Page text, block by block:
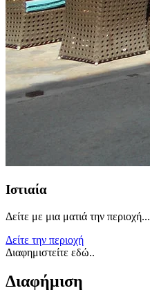
Ιστιαία
Δείτε με μια ματιά την περιοχή...
Δείτε την περιοχή
Διαφημιστείτε εδώ..
Διαφήμιση